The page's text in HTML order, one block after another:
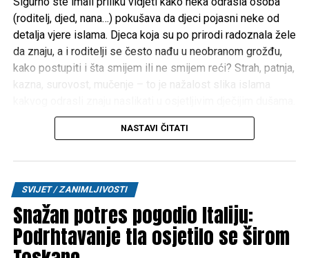
(roditelj, djed, nana…) pokušava da djeci pojasni neke od
detalja vjere islama. Djeca koja su po prirodi radoznala žele
da znaju, a i roditelji se često nađu u neobranom grožđu,
kako postupiti i šta smijem ili ne smijem reći? Strah, patnja,
kazna, surovost, mučenje – to je nažalost slika islama
Iz iskustva poznajem roditelje koji su djecu na takav način
doslovno istraumirali. Možda zvuči čudno, ali pojedini
patnji i azaba, govore mališanima o tome kako meleki
surovo kažnjavaju i kako ih čekaju u kaburu, kako šejtani i
džinni na njih vrebaju svih strana, itd.
Ovakav i sličan pristup razorno djeluje po djecu, u njihovu
NASTAVI ČITATI
SVIJET / ZANIMLJIVOSTI
Snažan potres pogodio Italiju:
Podrhtavanje tla osjetilo se širom